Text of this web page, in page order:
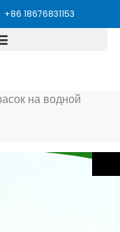
+86 18676831153
на водной